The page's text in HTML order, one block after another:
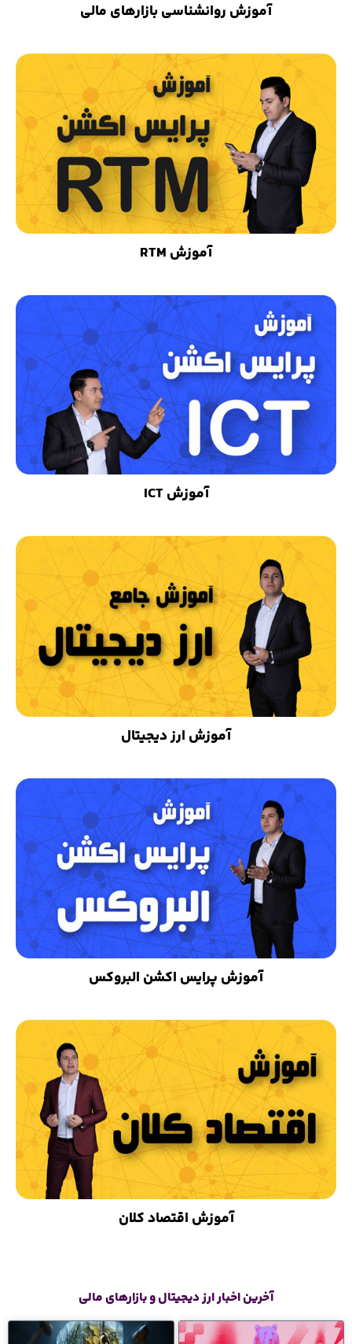
آموزش روانشناسی بازارهای مالی
آموزش RTM
آموزش ICT
آموزش ارز دیجیتال
آموزش پرایس اکشن البروکس
آموزش اقتصاد کلان
آخرین اخبار ارز دیجیتال و بازارهای مالی